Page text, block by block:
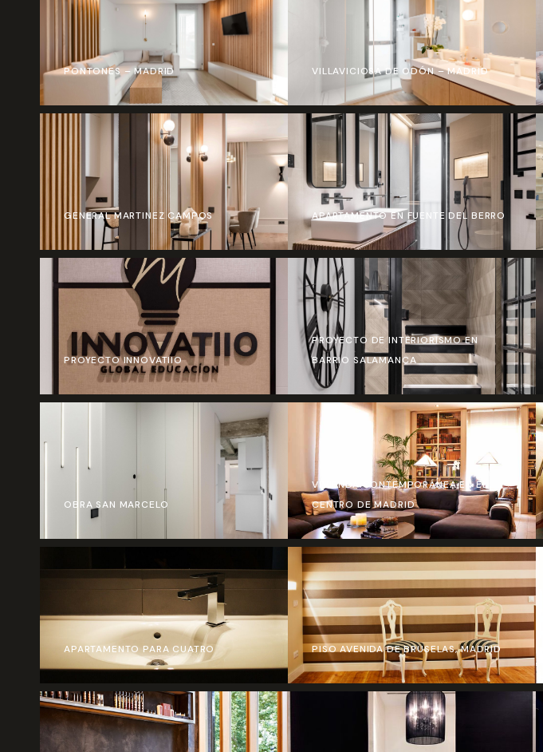
PONTONES – MADRID VILLAVICIOSA DE ODÓN – MADRID
GENERAL MARTINEZ CAMPOS APARTAMENTO EN FUENTE DEL BERRO
PROYECTO INNOVATIIO
PROYECTO DE INTERIORISMO EN
BARRIO SALAMANCA
OBRA SAN MARCELO
VIVIENDA CONTEMPORÁNEA EN EL
CENTRO DE MADRID
APARTAMENTO PARA CUATRO PISO AVENIDA DE BRUSELAS, MADRID